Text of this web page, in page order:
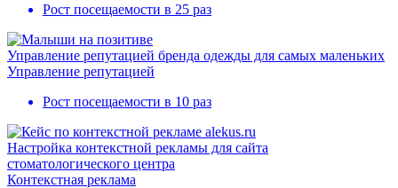
Рост посещаемости в 25 раз
Управление репутацией бренда одежды для самых маленьких
Управление репутацией
Рост посещаемости в 10 раз
Настройка контекстной рекламы для сайта
стоматологического центра
Контекстная реклама